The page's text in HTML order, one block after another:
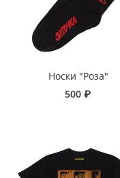
Носки "Роза"
500 ₽